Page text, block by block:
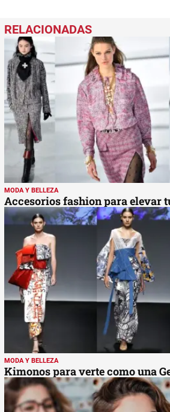
MODA Y BELLEZA
Accesorios fashion para elevar
MODA Y BELLEZA
Kimonos para verte como una